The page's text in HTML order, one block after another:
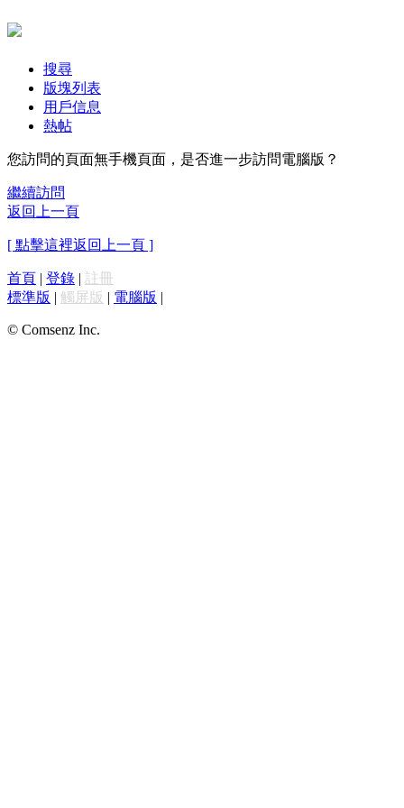
搜尋
版塊列表
用戶信息
熱帖
您訪問的頁面無手機頁面，是否進一步訪問電腦版？
繼續訪問
返回上一頁
[ 點擊這裡返回上一頁 ]
首頁 | 登錄 | 註冊
標準版 | 觸屏版 | 電腦版 |
© Comsenz Inc.